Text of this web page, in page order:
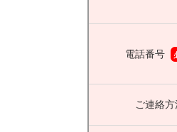
電話番号
ご連絡方